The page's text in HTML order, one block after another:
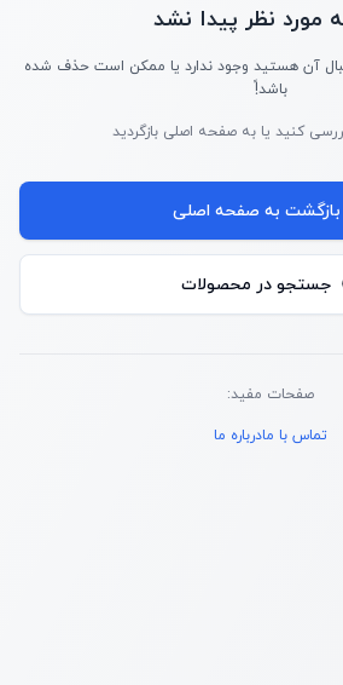
مورد نظر پیدا نشد
آن هستید وجود ندارد یا ممکن است حذف شده
باشد!ً
کنید یا به صفحه اصلی بازگردید
بازگشت به صفحه اصلی
جستجو در محصولات
صفحات مفید:
تماس با مادرباره ما